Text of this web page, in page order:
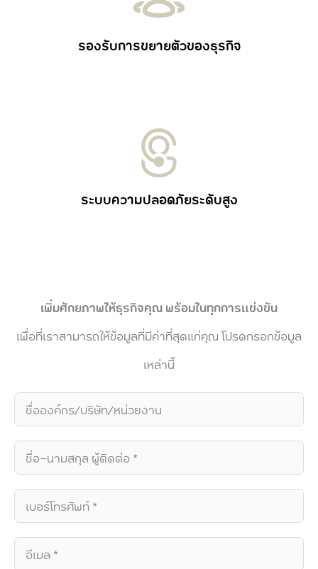
รองรับการขยายตัวของธุรกิจ
ระบบความปลอดภัยระดับสูง
เพิ่มศักยภาพให้ธุรกิจคุณ พร้อมในทุกการแข่งขัน
เพื่อที่เราสามารถให้ข้อมูลที่มีค่าที่สุดแก่คุณ โปรดกรอกข้อมูล
เหล่านี้